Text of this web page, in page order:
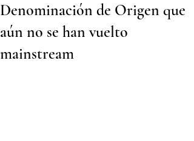
Denominación de Origen que
aún no se han vuelto
mainstream